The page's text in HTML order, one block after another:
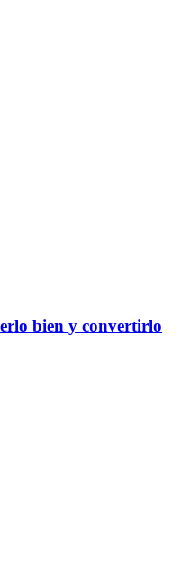
bien y convertirlo